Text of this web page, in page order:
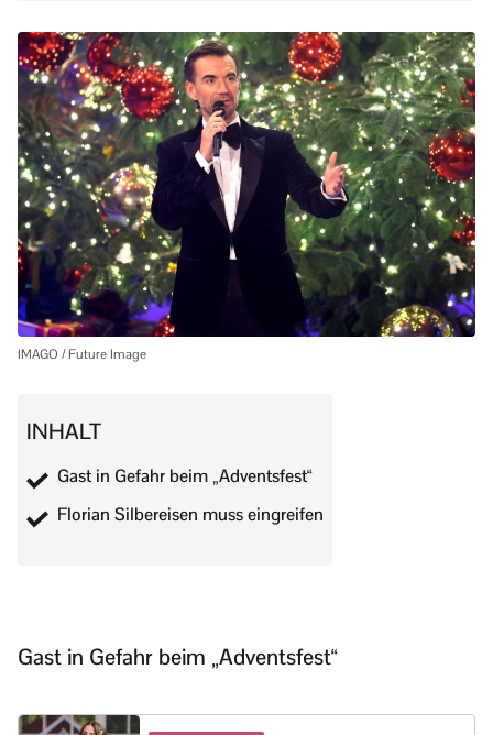
IMAGO / Future Image
INHALT
Gast in Gefahr beim „Adventsfest“
Florian Silbereisen muss eingreifen
Gast in Gefahr beim „Adventsfest“